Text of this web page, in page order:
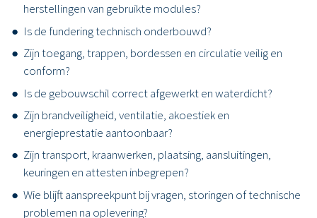
herstellingen van gebruikte modules?
Is de fundering technisch onderbouwd?
Zijn toegang, trappen, bordessen en circulatie veilig en
conform?
Is de gebouwschil correct afgewerkt en waterdicht?
Zijn brandveiligheid, ventilatie, akoestiek en
energieprestatie aantoonbaar?
Zijn transport, kraanwerken, plaatsing, aansluitingen,
keuringen en attesten inbegrepen?
Wie blijft aanspreekpunt bij vragen, storingen of technische
problemen na oplevering?